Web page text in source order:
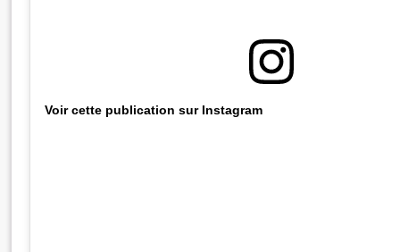
Voir cette publication sur Instagram